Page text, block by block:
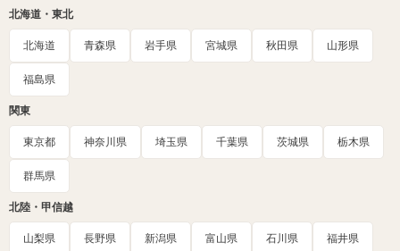
北海道・東北
北海道 青森県 岩手県 宮城県 秋田県 山形県
福島県
関東
東京都 神奈川県 埼玉県 千葉県 茨城県 栃木県
群馬県
北陸・甲信越
山梨県 長野県 新潟県 富山県 石川県 福井県